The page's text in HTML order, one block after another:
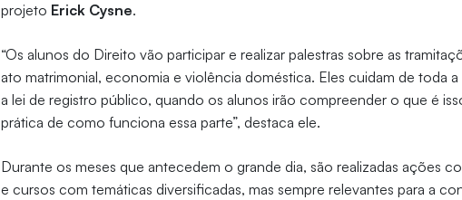
projeto Erick Cysne.
“Os alunos do Direito vão participar e realizar palestras sobre as
ato matrimonial, economia e violência doméstica. Eles cuidam de toda
a lei de registro público, quando os alunos irão compreender o que é
prática de como funciona essa parte”, destaca ele.
Durante os meses que antecedem o grande dia, são realizadas ações
e cursos com temáticas diversificadas, mas sempre relevantes para a